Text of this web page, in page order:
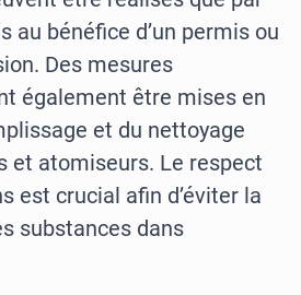
au bénéfice d’un permis ou
Des mesures
également être mises en
et du nettoyage
et atomiseurs. Le respect
est crucial afin d’éviter la
substances dans